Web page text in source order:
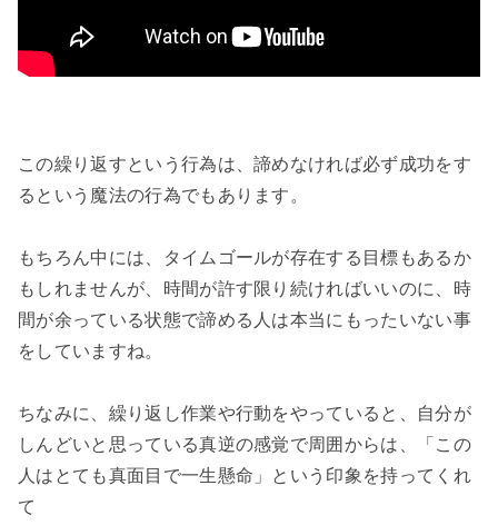
この繰り返すという行為は、諦めなければ必ず成功をす
るという魔法の行為でもあります。
もちろん中には、タイムゴールが存在する目標もあるか
もしれませんが、時間が許す限り続ければいいのに、時
間が余っている状態で諦める人は本当にもったいない事
をしていますね。
ちなみに、繰り返し作業や行動をやっていると、自分が
しんどいと思っている真逆の感覚で周囲からは、「この
人はとても真面目で一生懸命」という印象を持ってくれ
て